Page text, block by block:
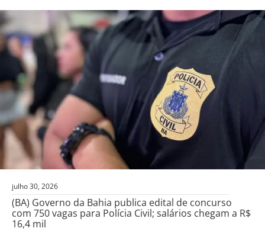
julho 30, 2026
(BA) Governo da Bahia publica edital de concurso
com 750 vagas para Polícia Civil; salários chegam a R$
16,4 mil